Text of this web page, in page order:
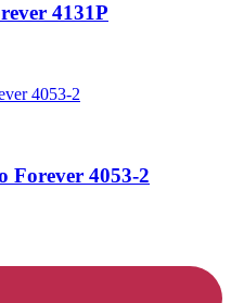
4131P
Forever 4053-2